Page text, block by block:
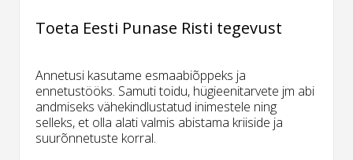
Toeta Eesti Punase Risti tegevust
Annetusi kasutame esmaabiõppeks ja
ennetustööks. Samuti toidu, hügieenitarvete jm abi
andmiseks vähekindlustatud inimestele ning
selleks, et olla alati valmis abistama kriiside ja
suurõnnetuste korral.